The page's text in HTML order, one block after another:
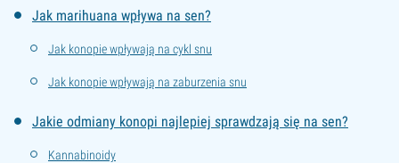
Jak marihuana wpływa na sen?
Jak konopie wpływają na cykl snu
Jak konopie wpływają na zaburzenia snu
Jakie odmiany konopi najlepiej sprawdzają się na sen?
Kannabinoidy